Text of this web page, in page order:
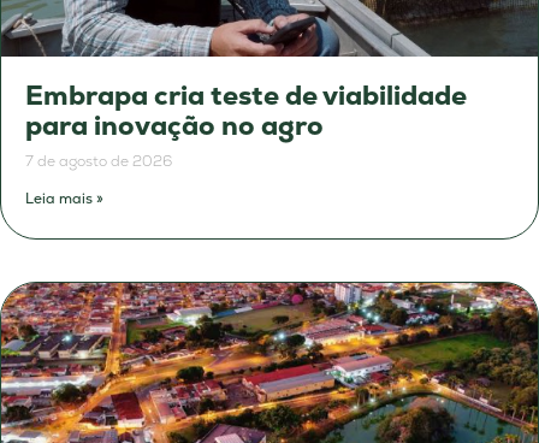
Embrapa cria teste de viabilidade
para inovação no agro
7 de agosto de 2026
Leia mais »